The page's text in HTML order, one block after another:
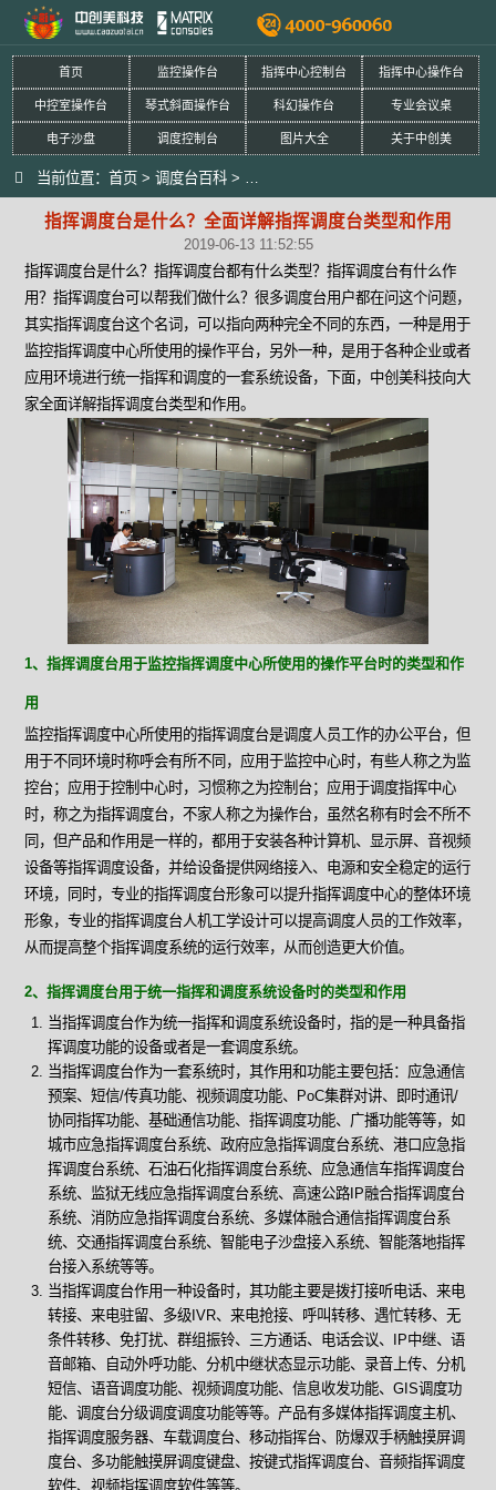
首页 监控操作台 指挥中心控制台 指挥中心操作台
中控室操作台 琴式斜面操作台 科幻操作台 专业会议桌
电子沙盘 调度控制台 图片大全 关于中创美
当前位置：首页 > 调度台百科 > 指挥调度台是什么？全面详解指挥调度
指挥调度台是什么？全面详解指挥调度台类型和作用
2019-06-13 11:52:55
指挥调度台是什么？指挥调度台都有什么类型？指挥调度台有什么作
用？指挥调度台可以帮我们做什么？很多调度台用户都在问这个问题，
其实指挥调度台这个名词，可以指向两种完全不同的东西，一种是用于
监控指挥调度中心所使用的操作平台，另外一种，是用于各种企业或者
应用环境进行统一指挥和调度的一套系统设备，下面，中创美科技向大
家全面详解指挥调度台类型和作用。
1、指挥调度台用于监控指挥调度中心所使用的操作平台时的类型和作
用
监控指挥调度中心所使用的指挥调度台是调度人员工作的办公平台，但
用于不同环境时称呼会有所不同，应用于监控中心时，有些人称之为监
控台；应用于控制中心时，习惯称之为控制台；应用于调度指挥中心
时，称之为指挥调度台，不家人称之为操作台，虽然名称有时会不所不
同，但产品和作用是一样的，都用于安装各种计算机、显示屏、音视频
设备等指挥调度设备，并给设备提供网络接入、电源和安全稳定的运行
环境，同时，专业的指挥调度台形象可以提升指挥调度中心的整体环境
形象，专业的指挥调度台人机工学设计可以提高调度人员的工作效率，
从而提高整个指挥调度系统的运行效率，从而创造更大价值。
2、指挥调度台用于统一指挥和调度系统设备时的类型和作用
当指挥调度台作为统一指挥和调度系统设备时，指的是一种具备指
挥调度功能的设备或者是一套调度系统。
当指挥调度台作为一套系统时，其作用和功能主要包括：应急通信
预案、短信/传真功能、视频调度功能、PoC集群对讲、即时通讯/
协同指挥功能、基础通信功能、指挥调度功能、广播功能等等，如
城市应急指挥调度台系统、政府应急指挥调度台系统、港口应急指
挥调度台系统、石油石化指挥调度台系统、应急通信车指挥调度台
系统、监狱无线应急指挥调度台系统、高速公路IP融合指挥调度台
系统、消防应急指挥调度台系统、多媒体融合通信指挥调度台系
统、交通指挥调度台系统、智能电子沙盘接入系统、智能落地指挥
台接入系统等等。
当指挥调度台作用一种设备时，其功能主要是拨打接听电话、来电
转接、来电驻留、多级IVR、来电抢接、呼叫转移、遇忙转移、无
条件转移、免打扰、群组振铃、三方通话、电话会议、IP中继、语
音邮箱、自动外呼功能、分机中继状态显示功能、录音上传、分机
短信、语音调度功能、视频调度功能、信息收发功能、GIS调度功
能、调度台分级调度调度功能等等。产品有多媒体指挥调度主机、
指挥调度服务器、车载调度台、移动指挥台、防爆双手柄触摸屏调
度台、多功能触摸屏调度键盘、按键式指挥调度台、音频指挥调度
软件、视频指挥调度软件等等。